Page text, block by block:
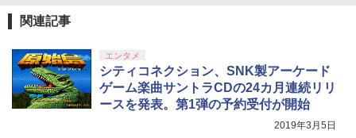
電指示ランプ付 RGBライト 収納 多機能
USBケーブル付
￥3,780
5
switch Lite 新型 本体 ジョイコン ソフ
ト ケーブル 収納可能 ポーチ クリスマス
ギフト クリスマス プレゼント 送料無料
￥1,300
￥6,006
ンラインコード版
￥5,000
5
【純正品】DualSense ワイヤレスコン
トローラー(CFI-ZCT2J)
￥10,737
ラー (カーボンブラック)
￥8,020
5
劇場版「鬼滅の刃」無限城編 第一章 猗
窩座再来 完全生産限定版 [DVD]
￥7,828
関連記事
エンタメ
シティコネクション、SNK製アーケード
ゲーム楽曲サントラCDの24カ月連続リリ
ースを発表。第1弾の予約受付が開始
2019年3月5日